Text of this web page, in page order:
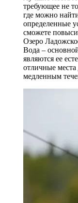
требующее не
где можно
определенные
сможете
Озеро
Вода –
являются ее
отличные
медленным